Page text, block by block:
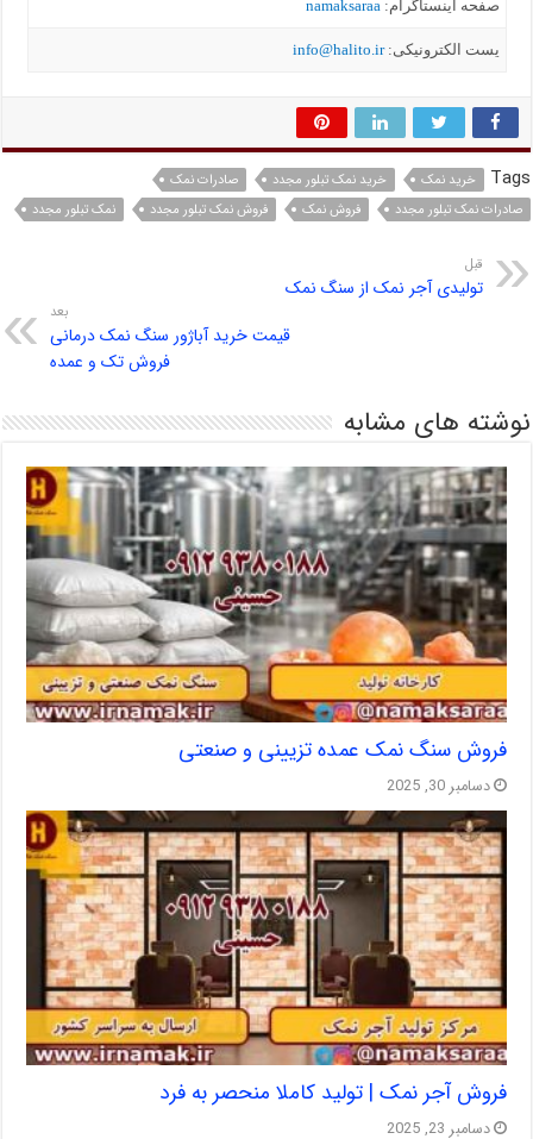
صفحه اینستاگرام:namaksaraa
یست الکترونیکی:info@halito.ir
Tags خرید نمک خرید نمک تبلور مجدد
صادرات نمک
صادرات نمک تبلور مجدد
فروش نمک فروش نمک تبلور مجدد نمک تبلور مجدد
قبل
تولیدی آجر نمک از سنگ نمک
بعد
قیمت خرید آباژور سنگ نمک درمانی
فروش تک و عمده
نوشته های مشابه
فروش سنگ نمک عمده تزیینی و صنعتی
دسامبر 30, 2025
فروش آجر نمک | تولید کاملا منحصر به فرد
دسامبر 23, 2025